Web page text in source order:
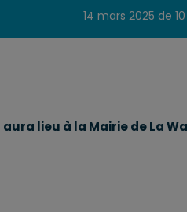
14 mars 2025 de
aura lieu à la Mairie de La